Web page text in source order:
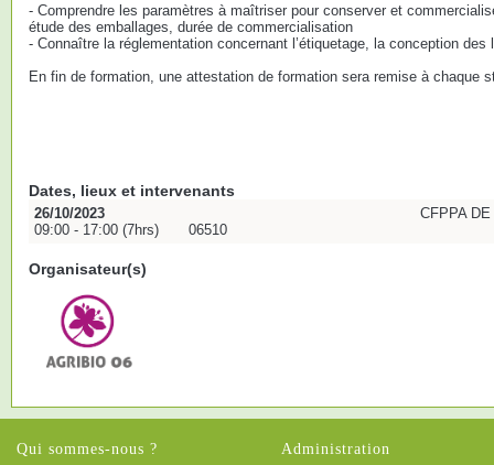
- Comprendre les paramètres à maîtriser pour conserver et
étude des emballages, durée de commercialisation
- Connaître la réglementation concernant l’étiquetage, la conception des
En fin de formation, une attestation de formation sera remise à chaque
Dates, lieux et intervenants
26/10/2023
09:00 - 17:00 (7hrs)
06510
CFPPA
Organisateur(s)
Qui sommes-nous ? Administration